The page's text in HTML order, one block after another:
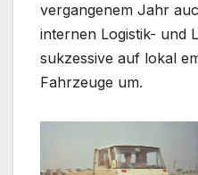
vergangenem Jahr
internen Logistik- und
sukzessive auf lokal
Fahrzeuge um.